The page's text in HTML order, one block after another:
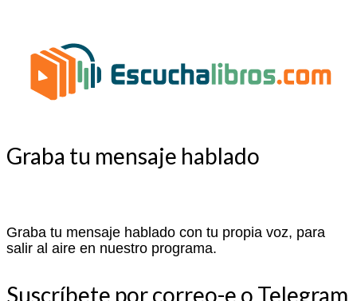
Graba tu mensaje hablado
Graba tu mensaje hablado con tu propia voz, para
salir al aire en nuestro programa.
Suscríbete por correo-e o Telegram